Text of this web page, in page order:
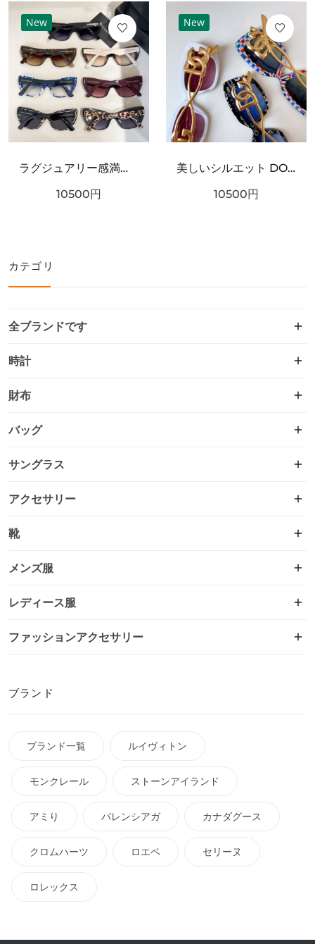
New
ラグジュアリー感満載 DOLCE＆GABBANA ドルチェ＆ガッバーナ コピー サングラス こだわり抜かれた逸品
10500円
New
美しいシルエット DOLCE＆GABBANA ドルチェ＆ガッバーナ コピー サングラス 極上の着心地
10500円
カテゴリ
全ブランドです
時計
財布
バッグ
サングラス
アクセサリー
靴
メンズ服
レディース服
ファッションアクセサリー
ブランド
ブランド一覧 ルイヴィトン
モンクレール ストーンアイランド
アミり バレンシアガ カナダグース
クロムハーツ ロエベ セリーヌ
ロレックス